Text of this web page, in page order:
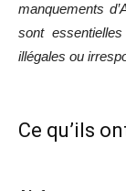
manquements
sont
illégales ou
Ce qu’ils